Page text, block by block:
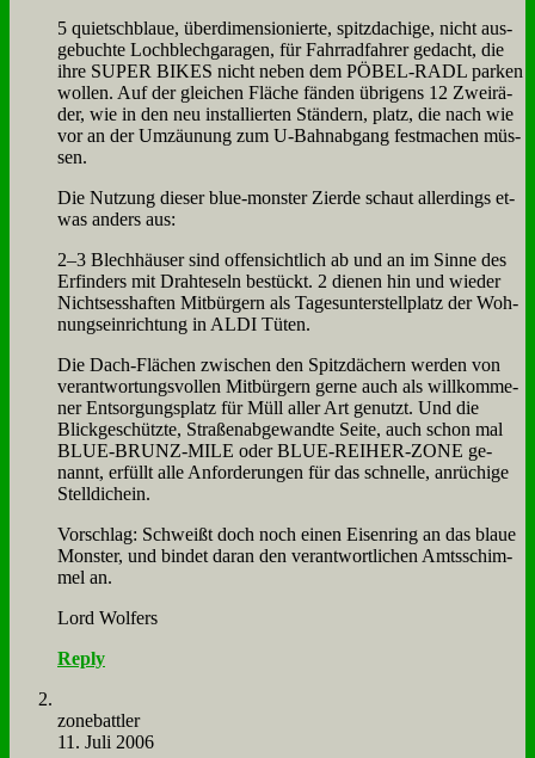
5 quietsch­blaue, über­di­men­sio­nier­te, spitz­dachi­ge, nicht aus­
ge­buch­te Loch­blech­ga­ra­gen, für Fahr­rad­fah­rer ge­dacht, die
ih­re SUPER BIKES nicht ne­ben dem PÖBEL-RADL par­ken
wol­len. Auf der glei­chen Flä­che fän­den üb­ri­gens 12 Zwei­rä­
der, wie in den neu in­stal­lier­ten Stän­dern, platz, die nach wie
vor an der Um­zäu­nung zum U‑Bahnabgang fest­ma­chen müs­
sen.
Die Nut­zung die­ser blue-mon­ster Zier­de schaut al­ler­dings et­
was an­ders aus:
2–3 Blech­häu­ser sind of­fen­sicht­lich ab und an im Sin­ne des
Er­fin­ders mit Draht­eseln be­stückt. 2 die­nen hin und wie­der
Nicht­sess­haf­ten Mit­bür­gern als Ta­ges­un­ter­stell­platz der Woh­
nungs­ein­rich­tung in ALDI Tü­ten.
Die Dach-Flä­chen zwi­schen den Spitz­dä­chern wer­den von
ver­ant­wor­tungs­vol­len Mit­bür­gern ger­ne auch als will­kom­me­
ner Ent­sor­gungs­platz für Müll al­ler Art ge­nutzt. Und die
Blick­ge­schütz­te, Stra­ßen­ab­ge­wand­te Sei­te, auch schon mal
BLUE-BRUNZ-MILE oder BLUE-REIHER-ZONE ge­
nannt, er­füllt al­le An­for­de­run­gen für das schnel­le, an­rü­chi­ge
Stell­dich­ein.
Vor­schlag: Schweißt doch noch ei­nen Ei­sen­ring an das blaue
Mon­ster, und bin­det dar­an den ver­ant­wort­li­chen Amts­schim­
mel an.
Lord Wol­fers
Reply
zone­batt­ler
11. Juli 2006